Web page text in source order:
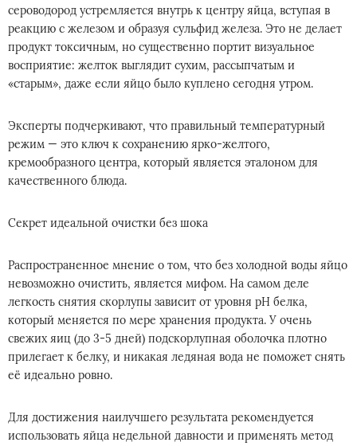
сероводород устремляется внутрь к центру яйца, вступая в
реакцию с железом и образуя сульфид железа. Это не делает
продукт токсичным, но существенно портит визуальное
восприятие: желток выглядит сухим, рассыпчатым и
«старым», даже если яйцо было куплено сегодня утром.
Эксперты подчеркивают, что правильный температурный
режим — это ключ к сохранению ярко-желтого,
кремообразного центра, который является эталоном для
качественного блюда.
Секрет идеальной очистки без шока
Распространенное мнение о том, что без холодной воды яйцо
невозможно очистить, является мифом. На самом деле
легкость снятия скорлупы зависит от уровня pH белка,
который меняется по мере хранения продукта. У очень
свежих яиц (до 3-5 дней) подскорлупная оболочка плотно
прилегает к белку, и никакая ледяная вода не поможет снять
её идеально ровно.
Для достижения наилучшего результата рекомендуется
использовать яйца недельной давности и применять метод